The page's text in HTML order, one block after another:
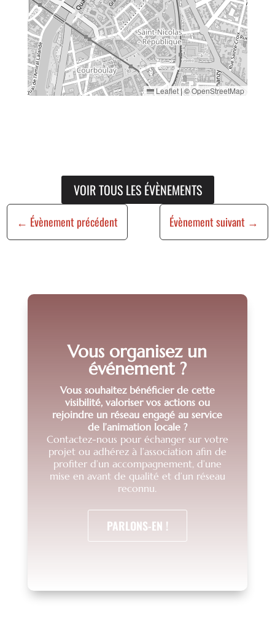
Leaflet |©OpenStreetMap
VOIR TOUS LES ÉVÈNEMENTS
← Évènement précédent Évènement suivant →
Vous organisez un
événement ?
Vous souhaitez bénéficier de cette
visibilité, valoriser vos actions ou
rejoindre un réseau engagé au service
de l’animation locale ?
Contactez-nous pour échanger sur votre
projet ou adhérez à l’association afin de
profiter d’un accompagnement, d’une
mise en avant de qualité et d’un réseau
reconnu.
PARLONS-EN !